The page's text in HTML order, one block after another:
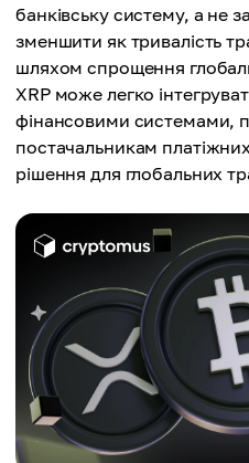
банківську систему, а не
зменшити як тривалість
шляхом спрощення
XRP може легко
фінансовими системами,
постачальникам
рішення для глобальних